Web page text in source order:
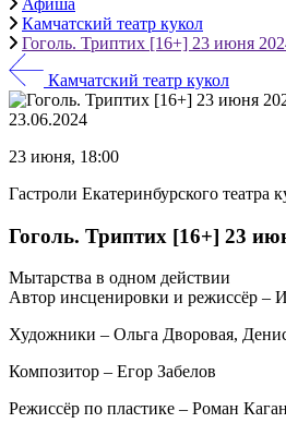
Камчатский театр кукол
Гоголь. Триптих [16+] 23 июня
Камчатский театр кукол
23.06.2024
23 июня, 18:00
Гастроли Екатеринбурского театра
Гоголь. Триптих [16+] 23
Мытарства в одном действии
Автор инсценировки и режиссёр –
Художники – Ольга Дворовая,
Композитор – Егор Забелов
Режиссёр по пластике – Роман